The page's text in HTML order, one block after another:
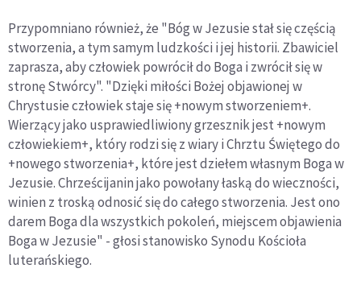
Przypomniano również, że "Bóg w Jezusie stał się częścią
stworzenia, a tym samym ludzkości i jej historii. Zbawiciel
zaprasza, aby człowiek powrócił do Boga i zwrócił się w
stronę Stwórcy". "Dzięki miłości Bożej objawionej w
Chrystusie człowiek staje się +nowym stworzeniem+.
Wierzący jako usprawiedliwiony grzesznik jest +nowym
człowiekiem+, który rodzi się z wiary i Chrztu Świętego do
+nowego stworzenia+, które jest dziełem własnym Boga w
Jezusie. Chrześcijanin jako powołany łaską do wieczności,
winien z troską odnosić się do całego stworzenia. Jest ono
darem Boga dla wszystkich pokoleń, miejscem objawienia
Boga w Jezusie" - głosi stanowisko Synodu Kościoła
luterańskiego.